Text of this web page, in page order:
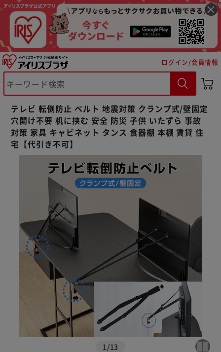
ログイン/会員情報
テレビ 転倒防止 ベルト 地震対策 クランプ式/壁固定
穴開け不要 机に挟む 安全 防災 子供 いたずら 事故
対策 家具 キャビネット タンス 食器棚 本棚 賃貸 住
宅【代引き不可】
1 /13
※ご確認ください
カートに入れる 購入手続きへ